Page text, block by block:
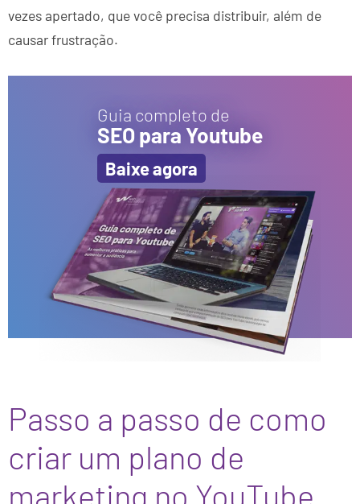
vezes apertado, que você precisa distribuir, além de
causar frustração.
Guia completo de
SEO para Youtube
Baixe agora
Passo a passo de como
criar um plano de
marketing no YouTube